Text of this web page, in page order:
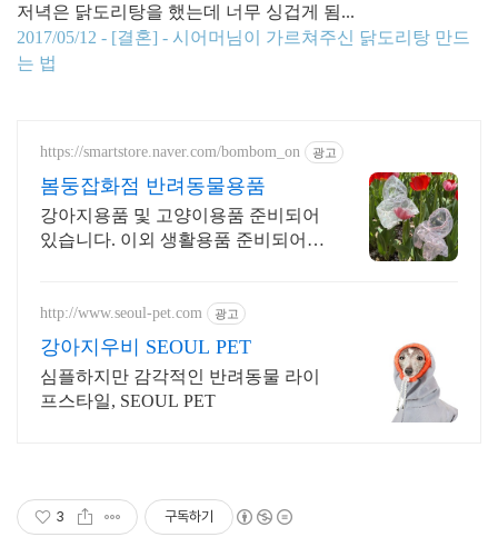
저녁은 닭도리탕을 했는데 너무 싱겁게 됨...
2017/05/12 - [결혼] - 시어머님이 가르쳐주신 닭도리탕 만드
는 법
https://smartstore.naver.com/bombom_on 광고
봄둥잡화점 반려동물용품
강아지용품 및 고양이용품 준비되어
있습니다. 이외 생활용품 준비되어
http://www.seoul-pet.com 광고
강아지우비 SEOUL PET
심플하지만 감각적인 반려동물 라이
프스타일, SEOUL PET
3 구독하기